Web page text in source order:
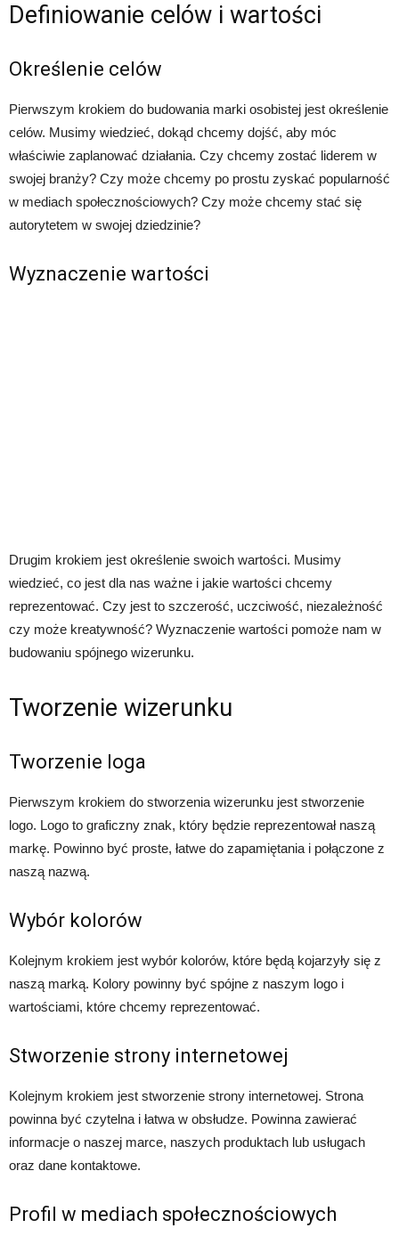
Definiowanie celów i wartości
Określenie celów
Pierwszym krokiem do budowania marki osobistej jest określenie
celów. Musimy wiedzieć, dokąd chcemy dojść, aby móc
właściwie zaplanować działania. Czy chcemy zostać liderem w
swojej branży? Czy może chcemy po prostu zyskać popularność
w mediach społecznościowych? Czy może chcemy stać się
autorytetem w swojej dziedzinie?
Wyznaczenie wartości
Drugim krokiem jest określenie swoich wartości. Musimy
wiedzieć, co jest dla nas ważne i jakie wartości chcemy
reprezentować. Czy jest to szczerość, uczciwość, niezależność
czy może kreatywność? Wyznaczenie wartości pomoże nam w
budowaniu spójnego wizerunku.
Tworzenie wizerunku
Tworzenie loga
Pierwszym krokiem do stworzenia wizerunku jest stworzenie
logo. Logo to graficzny znak, który będzie reprezentował naszą
markę. Powinno być proste, łatwe do zapamiętania i połączone z
naszą nazwą.
Wybór kolorów
Kolejnym krokiem jest wybór kolorów, które będą kojarzyły się z
naszą marką. Kolory powinny być spójne z naszym logo i
wartościami, które chcemy reprezentować.
Stworzenie strony internetowej
Kolejnym krokiem jest stworzenie strony internetowej. Strona
powinna być czytelna i łatwa w obsłudze. Powinna zawierać
informacje o naszej marce, naszych produktach lub usługach
oraz dane kontaktowe.
Profil w mediach społecznościowych